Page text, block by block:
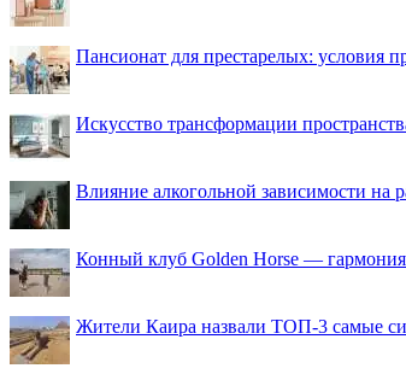
Пансионат для престарелых: условия
Искусство трансформации
Влияние алкогольной зависимости на
Конный клуб Golden Horse — гармония
Жители Каира назвали ТОП-3 самые